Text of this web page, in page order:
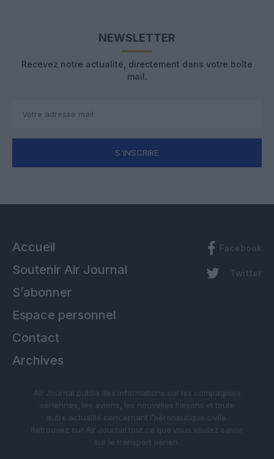
NEWSLETTER
Recevez notre actualité, directement dans votre boîte
mail.
S'INSCRIRE
Accueil
Soutenir Air Journal
S’abonner
Espace personnel
Contact
Archives